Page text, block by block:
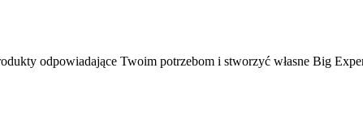
odpowiadające Twoim potrzebom i stworzyć własne Big